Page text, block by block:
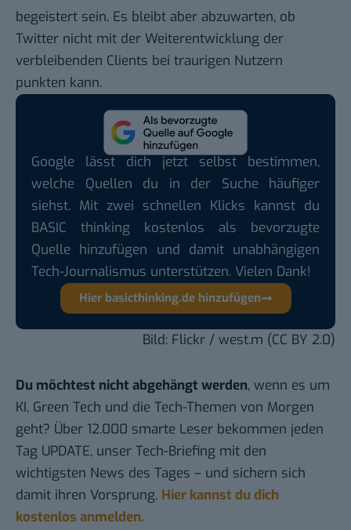
begeistert sein. Es bleibt aber abzuwarten, ob
Twitter nicht mit der Weiterentwicklung der
verbleibenden Clients bei traurigen Nutzern
punkten kann.
Google lässt dich jetzt selbst bestimmen,
welche Quellen du in der Suche häufiger
siehst. Mit zwei schnellen Klicks kannst du
BASIC thinking kostenlos als bevorzugte
Quelle hinzufügen und damit unabhängigen
Tech-Journalismus unterstützen. Vielen Dank!
Hier basicthinking.de hinzufügen
Bild: Flickr / west.m (CC BY 2.0)
Du möchtest nicht abgehängt werden, wenn es um
KI, Green Tech und die Tech-Themen von Morgen
geht? Über 12.000 smarte Leser bekommen jeden
Tag UPDATE, unser Tech-Briefing mit den
wichtigsten News des Tages – und sichern sich
damit ihren Vorsprung. Hier kannst du dich
kostenlos anmelden.